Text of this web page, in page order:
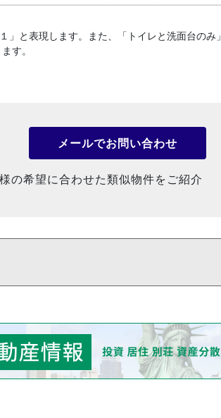
と表現します。
また、「トイレと洗面台のみ」
す。
メールでお問い合わせ
の希望に合わせた類似物件をご紹介